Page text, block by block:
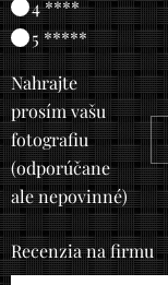
4 ****
5 *****
Nahrajte
prosím vašu
fotografiu
(odporúčane
ale nepovinné)
Recenzia na firmu